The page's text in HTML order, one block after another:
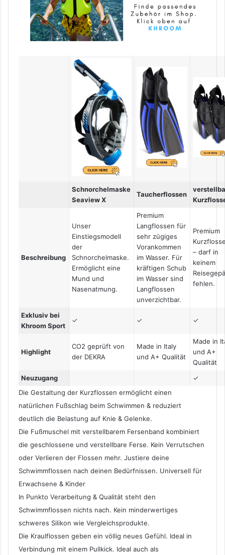
Schnorchelmaske
Seaview X
Taucherflossen
Beschreibung
Unser
Einstiegsmodell
der
Schnorchelmaske.
Ermöglicht eine
Mund und
Nasenatmung.
Premium
Langflossen für
sehr zügiges
Vorankommen
im Wasser. Für
kräftigen Schub
im Wasser sind
Langflossen
unverzichtbar.
Premium
– darf in
keinem
fehlen.
Exklusiv bei
Khroom Sport
✓ ✓ ✓
Highlight
CO2 geprüft von
der DEKRA
Made in Italy
und A+ Qualität
Made in
und A+
Qualität
Neuzugang
✓
Die Gestaltung der Kurzflossen ermöglicht einen
natürlichen Fußschlag beim Schwimmen & reduziert
deutlich die Belastung auf Knie & Gelenke.
Die Fußmuschel mit verstellbarem Fersenband kombiniert
die geschlossene und verstellbare Ferse. Kein Verrutschen
oder Verlieren der Flossen mehr. Justiere deine
Schwimmflossen nach deinen Bedürfnissen. Universell für
Erwachsene & Kinder
In Punkto Verarbeitung & Qualität steht den
Schwimmflossen nichts nach. Kein minderwertiges
schweres Silikon wie Vergleichsprodukte.
Die Kraulflossen geben ein völlig neues Gefühl. Ideal in
Verbindung mit einem Pullkick. Ideal auch als